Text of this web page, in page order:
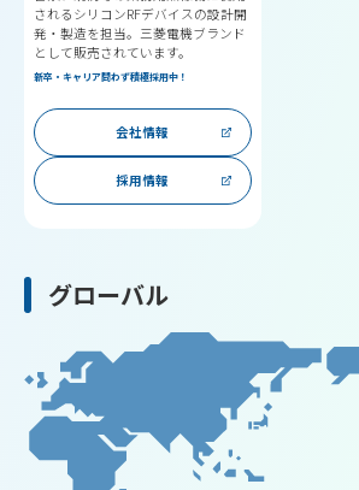
されるシリコンRFデバイスの設計開
発・製造を担当。三菱電機ブランド
として販売されています。
新卒・キャリア問わず積極採用中！
会社情報
採用情報
グローバル